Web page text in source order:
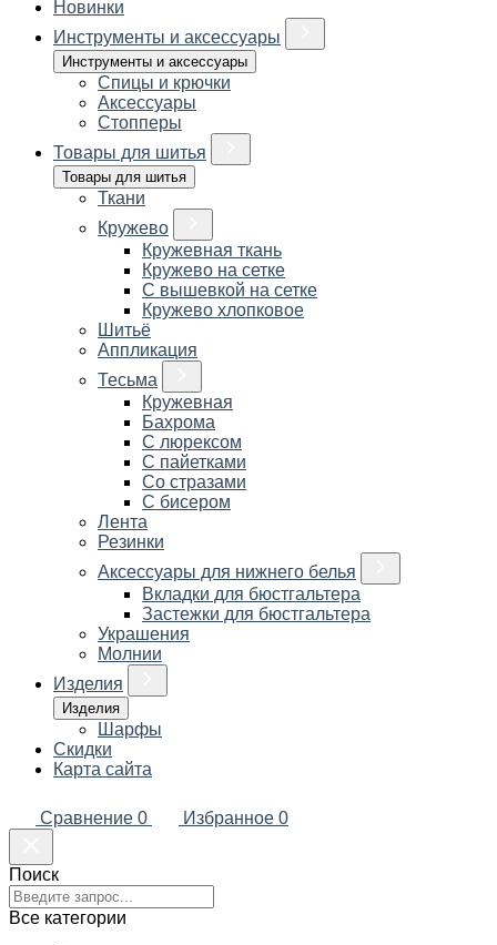
Новинки
Инструменты и аксессуары
Инструменты и аксессуары
Спицы и крючки
Аксессуары
Стопперы
Товары для шитья
Товары для шитья
Ткани
Кружево
Кружевная ткань
Кружево на сетке
С вышевкой на сетке
Кружево хлопковое
Шитьё
Аппликация
Тесьма
Кружевная
Бахрома
С люрексом
С пайетками
Со стразами
С бисером
Лента
Резинки
Аксессуары для нижнего белья
Вкладки для бюстгальтера
Застежки для бюстгальтера
Украшения
Молнии
Изделия
Изделия
Шарфы
Скидки
Карта сайта
Сравнение 0 Избранное 0
Поиск
Все категории